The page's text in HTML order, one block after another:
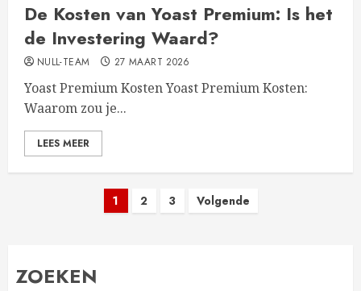
De Kosten van Yoast Premium: Is het
de Investering Waard?
NULL-TEAM 27 MAART 2026
Yoast Premium Kosten Yoast Premium Kosten:
Waarom zou je...
LEES MEER
Berichten
1 2 3 Volgende
ZOEKEN